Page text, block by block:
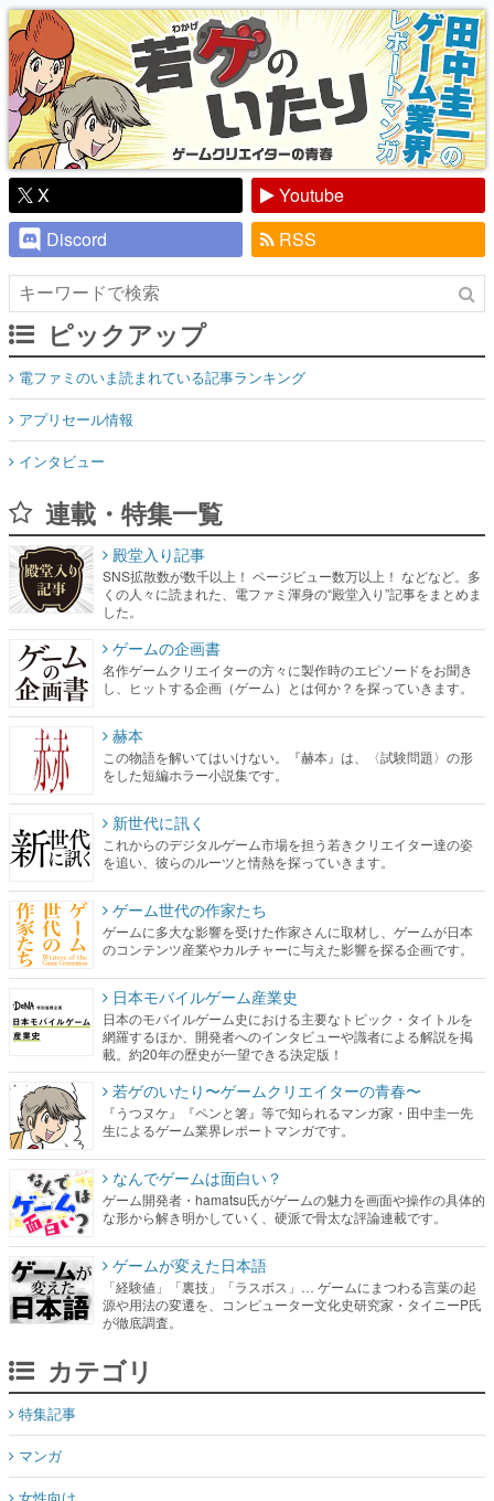
X
Youtube
Discord
RSS
ピックアップ
電ファミのいま読まれている記事ランキング
アプリセール情報
インタビュー
連載・特集一覧
くの人々に読まれた、電ファミ渾身の“殿堂入り”記事をまとめま
した。
ゲームの企画書
名作ゲームクリエイターの方々に製作時のエピソードをお聞き
し、ヒットする企画（ゲーム）とは何か？を探っていきます。
赫本
この物語を解いてはいけない。『赫本』は、〈試験問題〉の形
をした短編ホラー小説集です。
新世代に訊く
これからのデジタルゲーム市場を担う若きクリエイター達の姿
を追い、彼らのルーツと情熱を探っていきます。
ゲーム世代の作家たち
ゲームに多大な影響を受けた作家さんに取材し、ゲームが日本
のコンテンツ産業やカルチャーに与えた影響を探る企画です。
日本モバイルゲーム産業史
日本のモバイルゲーム史における主要なトピック・タイトルを
網羅するほか、開発者へのインタビューや識者による解説を掲
若ゲのいたり〜ゲームクリエイターの青春〜
『うつヌケ』『ペンと箸』等で知られるマンガ家・田中圭一先
生によるゲーム業界レポートマンガです。
なんでゲームは面白い？
ゲーム開発者・hamatsu氏がゲームの魅力を画面や操作の具体的
な形から解き明かしていく、硬派で骨太な評論連載です。
ゲームが変えた日本語
「経験値」「裏技」「ラスボス」… ゲームにまつわる言葉の起
源や用法の変遷を、コンピューター文化史研究家・タイニーP氏
カテゴリ
マンガ
女性向け
アプリレビュー